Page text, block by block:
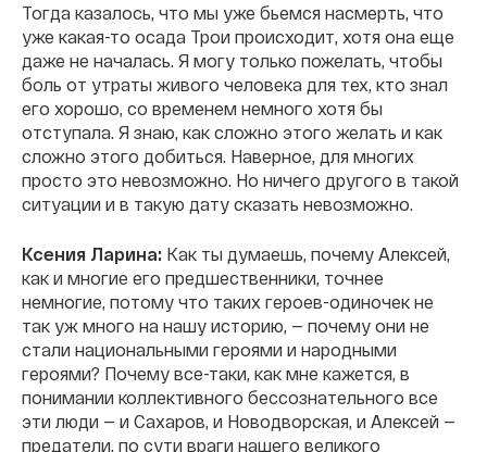
Тогда казалось, что мы уже бьемся насмерть, что
уже какая-то осада Трои происходит, хотя она еще
даже не началась. Я могу только пожелать, чтобы
боль от утраты живого человека для тех, кто знал
его хорошо, со временем немного хотя бы
отступала. Я знаю, как сложно этого желать и как
сложно этого добиться. Наверное, для многих
просто это невозможно. Но ничего другого в такой
ситуации и в такую дату сказать невозможно.
Ксения Ларина: Как ты думаешь, почему Алексей,
как и многие его предшественники, точнее
немногие, потому что таких героев-одиночек не
так уж много на нашу историю, — почему они не
стали национальными героями и народными
героями? Почему все-таки, как мне кажется, в
понимании коллективного бессознательного все
эти люди — и Сахаров, и Новодворская, и Алексей —
предатели, по сути враги нашего великого